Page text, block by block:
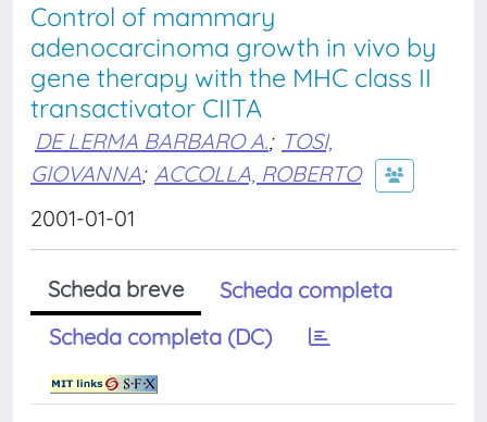
Control of mammary
adenocarcinoma growth in vivo by
gene therapy with the MHC class II
transactivator CIITA
DE LERMA BARBARO A.; TOSI,
GIOVANNA; ACCOLLA, ROBERTO
2001-01-01
Scheda breve
Scheda completa
Scheda completa (DC)